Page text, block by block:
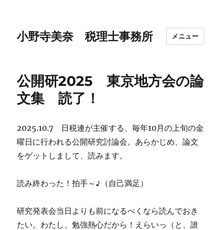
小野寺美奈 税理士事務所 メニュー
公開研2025 東京地方会の論
文集 読了！
2025.10.7 日税連が主催する、毎年10月の上旬の金
曜日に行われる公開研究討論会。あらかじめ、論文
をゲットしまして、読みます。
読み終わった！拍手～♪（自己満足）
研究発表会当日よりも前になるべくなら読んでおき
たい。わたし、勉強熱心だから！えらいっ（と、誰